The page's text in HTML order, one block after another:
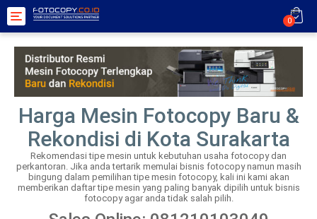
Toggle
navigation
0
Harga Mesin Fotocopy Baru &
Rekondisi di Kota Surakarta
Rekomendasi tipe mesin untuk kebutuhan usaha fotocopy dan
perkantoran. Jika anda tertarik memulai bisnis fotocopy namun masih
bingung dalam pemilihan tipe mesin fotocopy, kali ini kami akan
memberikan daftar tipe mesin yang paling banyak dipilih untuk bisnis
fotocopy agar anda tidak salah pilih.